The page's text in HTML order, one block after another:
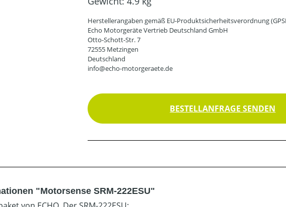
Herstellerangaben gemäß EU-Produktsicherheitsverordnung
Echo Motorgeräte Vertrieb Deutschland GmbH
Otto-Schott-Str. 7
72555 Metzingen
Deutschland
info@echo-motorgeraete.de
BESTELLANFRAGE SENDEN
"Motorsense SRM-222ESU"